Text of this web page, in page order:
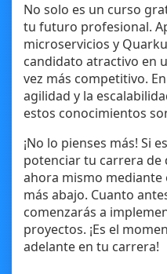
No solo es un curso
tu futuro profesional.
microservicios y
candidato atractivo en
vez más competitivo.
agilidad y la
estos conocimientos
¡No lo pienses más! Si
potenciar tu carrera de
ahora mismo mediante
más abajo. Cuanto
comenzarás a
proyectos. ¡Es el
adelante en tu carrera!